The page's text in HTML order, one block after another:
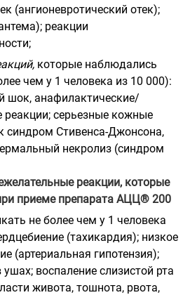
(ангионевротический отек);
реакции
которые наблюдались
чем у 1 человека из 10 000):
шок, анафилактические/
серьезные кожные
синдром Стивенса-Джонсона,
некролиз (синдром
реакции, которые
приеме препарата АЦЦ® 200
не более чем у 1 человека
(тахикардия); низкое
(артериальная гипотензия);
воспаление слизистой рта
живота, тошнота, рвота,